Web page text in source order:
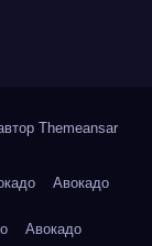
Themeansar
Авокадо
Авокадо